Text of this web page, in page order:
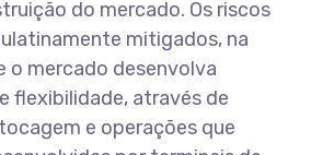
do mercado. Os riscos
mitigados, na
o mercado desenvolva
flexibilidade, através de
e operações que